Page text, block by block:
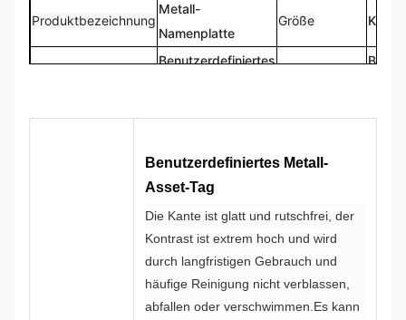
Produktbezeichnung
Metall-
Namenplatte
Größe
Benutzerdefiniertes
Farbe Entwurf
Benutzerdefiniertes Metall-
Asset-Tag
Die Kante ist glatt und rutschfrei, der
Kontrast ist extrem hoch und wird
durch langfristigen Gebrauch und
häufige Reinigung nicht verblassen,
abfallen oder verschwimmen.Es kann